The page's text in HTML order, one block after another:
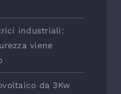
industriali:
viene
da 3Kw